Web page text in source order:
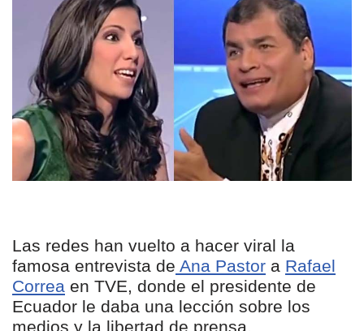
Las redes han vuelto a hacer viral la
famosa entrevista de Ana Pastor a Rafael
Correa en TVE, donde el presidente de
Ecuador le daba una lección sobre los
medios y la libertad de prensa.